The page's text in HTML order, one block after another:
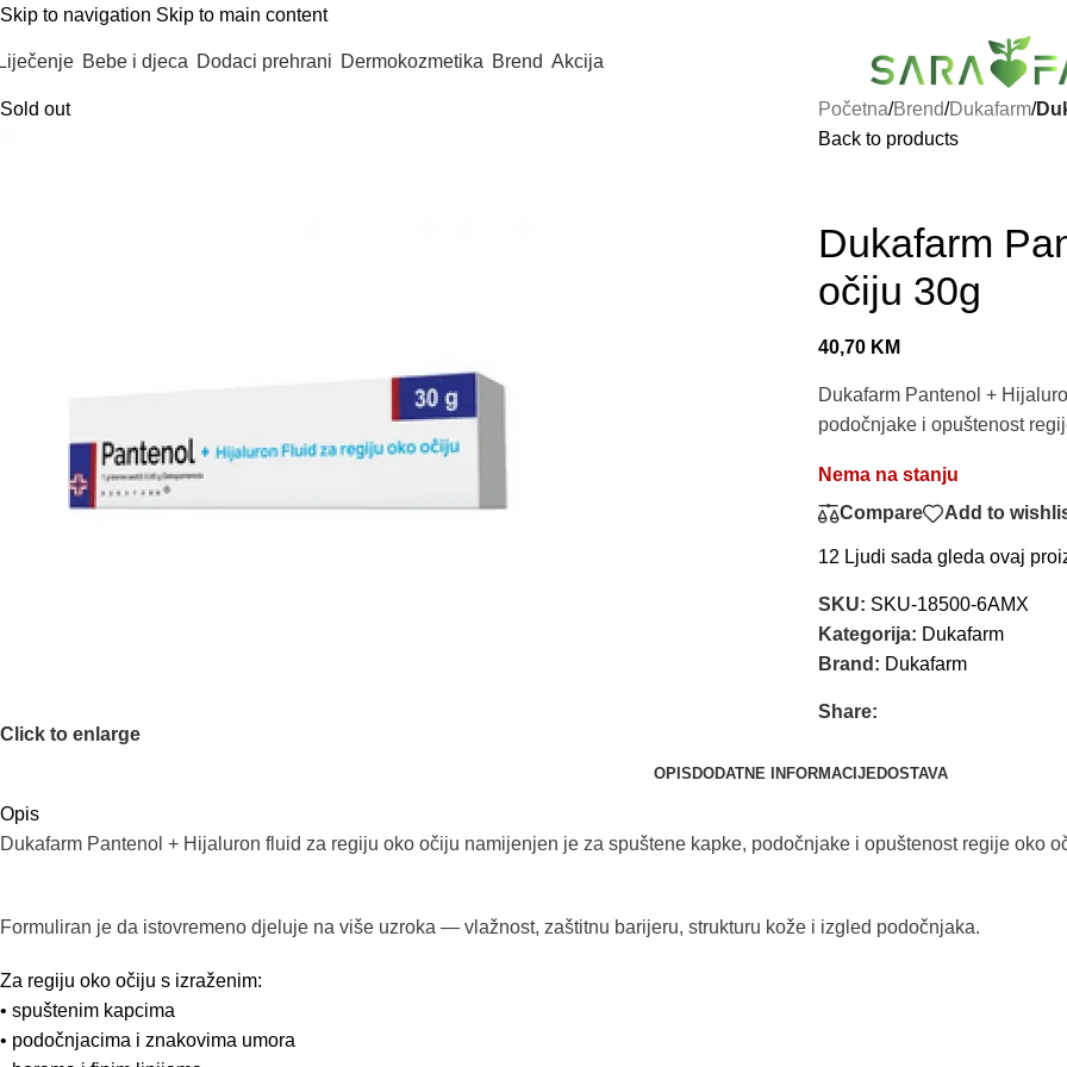
Skip to navigation Skip to main content
Bebe i djeca Dodaci prehrani Dermokozmetika Brend Akcija
Sold out
Click to enlarge
Početna/Brend/Dukafarm/
Back to products
Dukafarm
očiju 30g
40,70 KM
Dukafarm Pantenol +
podočnjake i opuštenost
Nema na stanju
Compare
Add to
12 Ljudi sada gleda ovaj
SKU: SKU-18500-6AMX
Kategorija: Dukafarm
Brand: Dukafarm
Share:
OPISDODATNE INFORMACIJEDOSTAVA
Opis
Dukafarm Pantenol + Hijaluron fluid za regiju oko očiju namijenjen je za spuštene kapke, podočnjake i opuštenost regije oko
Formuliran je da istovremeno djeluje na više uzroka — vlažnost, zaštitnu barijeru, strukturu kože i izgled podočnjaka.
Za regiju oko očiju s izraženim:
• spuštenim kapcima
• podočnjacima i znakovima umora